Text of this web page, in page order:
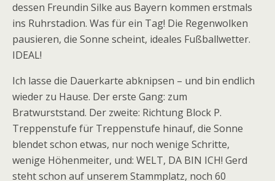
dessen Freundin Silke aus Bayern kommen erstmals
ins Ruhrstadion. Was für ein Tag! Die Regenwolken
pausieren, die Sonne scheint, ideales Fußballwetter.
IDEAL!
Ich lasse die Dauerkarte abknipsen – und bin endlich
wieder zu Hause. Der erste Gang: zum
Bratwurststand. Der zweite: Richtung Block P.
Treppenstufe für Treppenstufe hinauf, die Sonne
blendet schon etwas, nur noch wenige Schritte,
wenige Höhenmeiter, und: WELT, DA BIN ICH! Gerd
steht schon auf unserem Stammplatz, noch 60